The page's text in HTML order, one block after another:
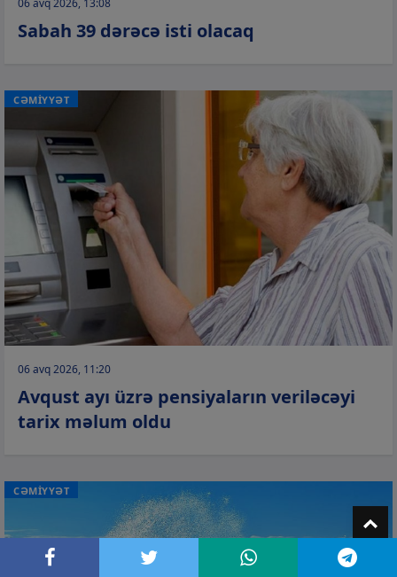
Sabah 39 dərəcə isti olacaq
CƏMİYYƏT
06 avq 2026, 11:20
Avqust ayı üzrə pensiyaların veriləcəyi
tarix məlum oldu
CƏMİYYƏT